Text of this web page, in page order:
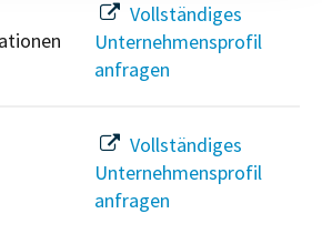
Vollständiges
Unternehmensprofil
anfragen
Vollständiges
Unternehmensprofil
anfragen